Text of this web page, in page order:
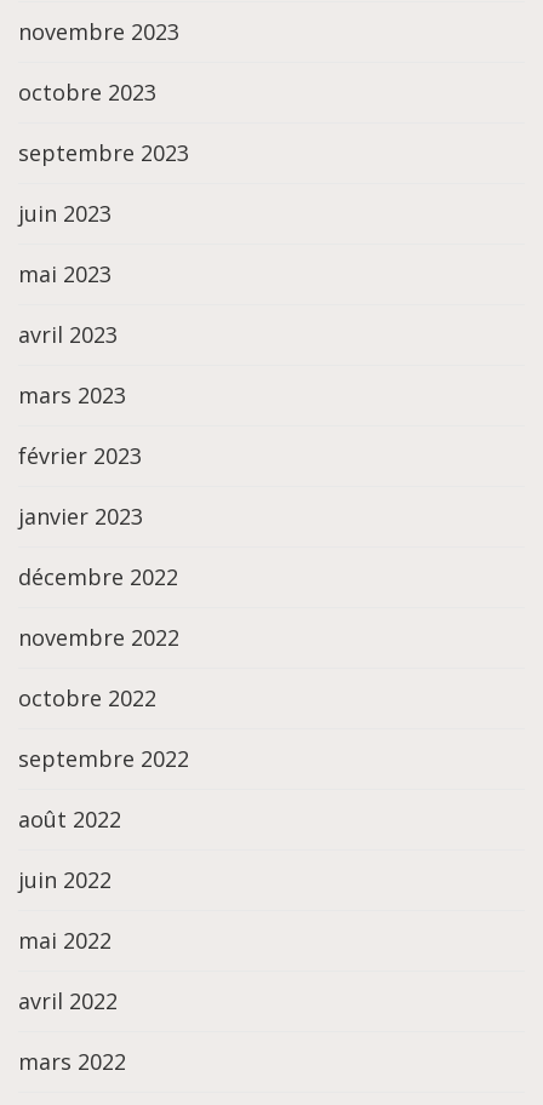
novembre 2023
octobre 2023
septembre 2023
juin 2023
mai 2023
avril 2023
mars 2023
février 2023
janvier 2023
décembre 2022
novembre 2022
octobre 2022
septembre 2022
août 2022
juin 2022
mai 2022
avril 2022
mars 2022